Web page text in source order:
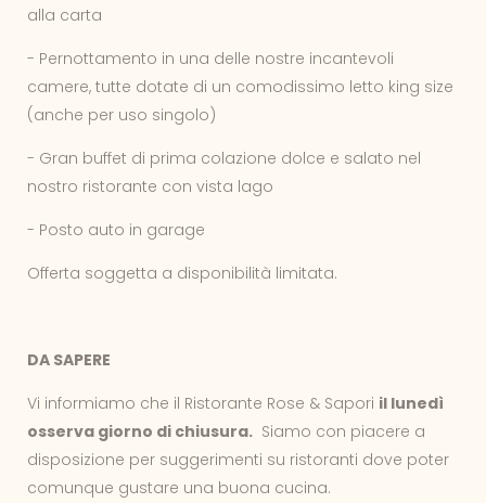
alla carta
- Pernottamento in una delle nostre incantevoli
camere, tutte dotate di un comodissimo letto king size
(anche per uso singolo)
- Gran buffet di prima colazione dolce e salato nel
nostro ristorante con vista lago
- Posto auto in garage
Offerta soggetta a disponibilità limitata.
DA SAPERE
Vi informiamo che il Ristorante Rose & Sapori il lunedì
osserva giorno di chiusura. Siamo con piacere a
disposizione per suggerimenti su ristoranti dove poter
comunque gustare una buona cucina.